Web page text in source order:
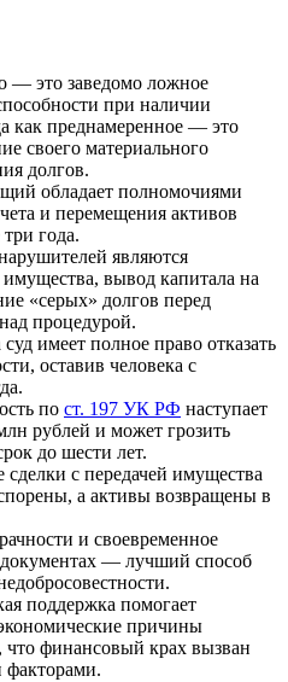
— это заведомо ложное
при наличии
как преднамеренное — это
своего материального
долгов.
обладает полномочиями
и перемещения активов
года.
являются
вывод капитала на
«серых» долгов перед
процедурой.
имеет полное право отказать
оставив человека с
по ст. 197 УК РФ наступает
рублей и может грозить
до шести лет.
с передачей имущества
а активы возвращены в
и своевременное
— лучший способ
поддержка помогает
причины
что финансовый крах вызван